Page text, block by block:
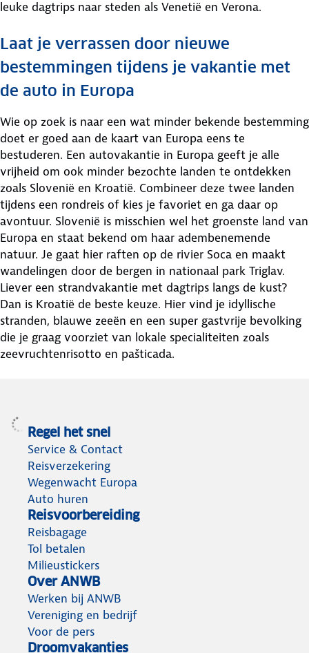
leuke dagtrips naar steden als Venetië en Verona.
Laat je verrassen door nieuwe
bestemmingen tijdens je vakantie met
de auto in Europa
Wie op zoek is naar een wat minder bekende bestemming
doet er goed aan de kaart van Europa eens te
bestuderen. Een autovakantie in Europa geeft je alle
vrijheid om ook minder bezochte landen te ontdekken
zoals Slovenië en Kroatië. Combineer deze twee landen
tijdens een rondreis of kies je favoriet en ga daar op
avontuur. Slovenië is misschien wel het groenste land van
Europa en staat bekend om haar adembenemende
natuur. Je gaat hier raften op de rivier Soca en maakt
wandelingen door de bergen in nationaal park Triglav.
Liever een strandvakantie met dagtrips langs de kust?
Dan is Kroatië de beste keuze. Hier vind je idyllische
stranden, blauwe zeeën en een super gastvrije bevolking
die je graag voorziet van lokale specialiteiten zoals
zeevruchtenrisotto en pašticada.
Regel het snel
Service & Contact
Reisverzekering
Wegenwacht Europa
Auto huren
Reisvoorbereiding
Reisbagage
Tol betalen
Milieustickers
Over ANWB
Werken bij ANWB
Vereniging en bedrijf
Voor de pers
Droomvakanties